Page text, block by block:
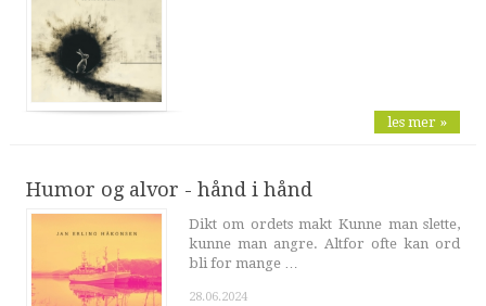
les mer »
Humor og alvor - hånd i hånd
Dikt om ordets makt Kunne man slette,
kunne man angre. Altfor ofte kan ord
bli for mange …
28.06.2024